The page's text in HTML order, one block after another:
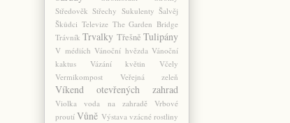
Středověk Střechy Sukulenty Šalvěj
Škůdci Televize The Garden Bridge
Trávník Trvalky Třešně Tulipány
V médiích Vánoční hvězda Vánoční
kaktus
Vázání květin
Včely
Vermikompost
Veřejná zeleň
Víkend otevřených zahrad
Violka voda na zahradě
Vrbové
proutí Vůně Výstava vzácné rostliny